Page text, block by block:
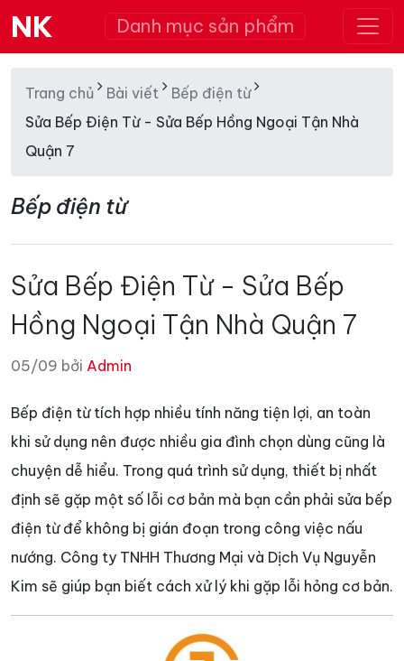
NK Danh mục sản phẩm
Trang chủ Bài viết
Bếp điện từ
Sửa Bếp Điện Từ - Sửa Bếp Hồng Ngoại Tận Nhà
Quận 7
Bếp điện từ
Sửa Bếp Điện Từ - Sửa Bếp
Hồng Ngoại Tận Nhà Quận 7
05/09 bởi Admin
Bếp điện từ tích hợp nhiều tính năng tiện lợi, an toàn
khi sử dụng nên được nhiều gia đình chọn dùng cũng là
chuyện dễ hiểu. Trong quá trình sử dụng, thiết bị nhất
định sẽ gặp một số lỗi cơ bản mà bạn cần phải sửa bếp
điện từ để không bị gián đoạn trong công việc nấu
nướng. Công ty TNHH Thương Mại và Dịch Vụ Nguyễn
Kim sẽ giúp bạn biết cách xử lý khi gặp lỗi hỏng cơ bản.